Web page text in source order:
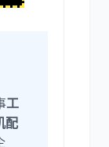
川崎
工
配